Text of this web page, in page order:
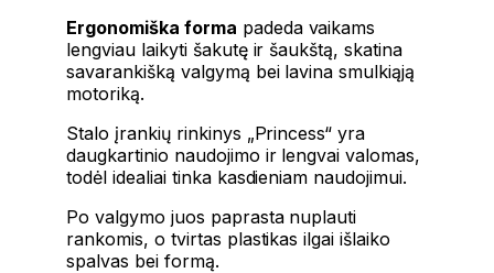
Ergonomiška forma padeda vaikams
lengviau laikyti šakutę ir šaukštą, skatina
savarankišką valgymą bei lavina smulkiąją
motoriką.
Stalo įrankių rinkinys „Princess“ yra
daugkartinio naudojimo ir lengvai valomas,
todėl idealiai tinka kasdieniam naudojimui.
Po valgymo juos paprasta nuplauti
rankomis, o tvirtas plastikas ilgai išlaiko
spalvas bei formą.